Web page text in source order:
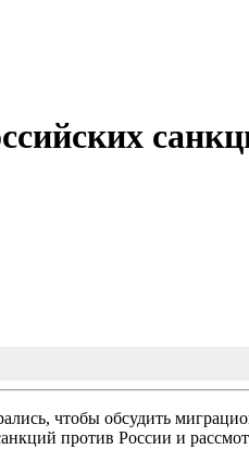
чтобы обсудить
против России и